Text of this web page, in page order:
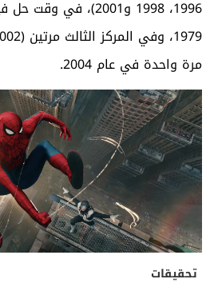
1996، 1998 و2001)،
مرة واحدة في عام 2004.
تحقيقات